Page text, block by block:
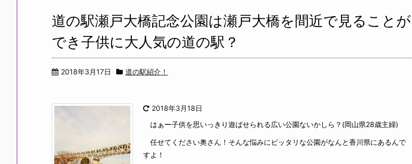
道の駅瀬戸大橋記念公園は瀬戸大橋を間近で見ることが
でき子供に大人気の道の駅？
2018年3月17日 道の駅紹介！
2018年3月18日
はぁー子供を思いっきり遊ばせられる広い公園ないかしら？(岡山県28歳主婦)
任せてください奥さん！そんな悩みにピッタリな公園がなんと香川県にあるんで
すよ！